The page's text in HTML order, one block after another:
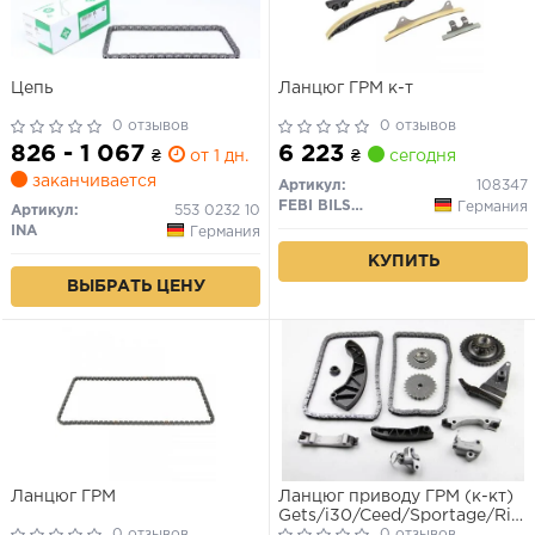
Цепь
0 отзывов
826 - 1 067 ₴
от 1 дн.
заканчивается
Артикул:
553 0232 10
INA
Германия
ВЫБРАТЬ ЦЕНУ
Ланцюг ГРМ к-т
0 отзывов
6 223 ₴ сегодня
Артикул:
108347
FEBI BILSTEIN
Германия
КУПИТЬ
Ланцюг ГРМ
Ланцюг приводу ГРМ (к-кт)
Gets/i30/Ceed/Sportage/Rio